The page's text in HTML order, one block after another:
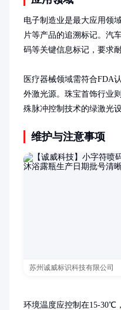
电子制造业是最大应用领
片等产品的追溯标记。汽
码等关键信息标记，要求
医疗器械领域需符合FDA
外激光源。珠宝首饰行业
殊脉冲控制技术的绿激光设
维护与注意事项
苏州诚威标识科技有限公司
环境温度应控制在15-30℃